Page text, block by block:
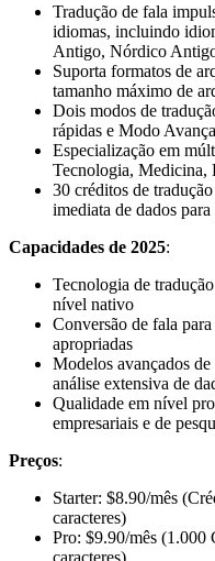
Tradução de fala
idiomas, incluindo
Antigo, Nórdico
Suporta formatos de
tamanho máximo de
Dois modos de
rápidas e Modo
Especialização em
Tecnologia, Medicina,
30 créditos de
imediata de dados
Capacidades de 2025:
Tecnologia de
nível nativo
Conversão de fala
apropriadas
Modelos avançados
análise extensiva de
Qualidade em nível
empresariais e de
Preços:
Starter: $8.90/mês
caracteres)
Pro: $9.90/mês (1.000
caracteres)